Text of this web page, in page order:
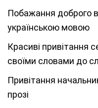
Побажання доброго
українською мовою
Красиві привітання
своїми словами до
Привітання
прозі